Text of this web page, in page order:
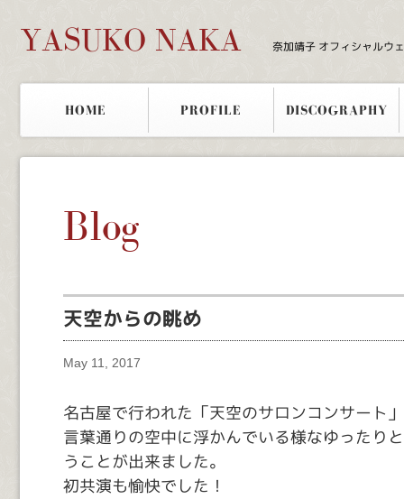
YASUKO NAKA 奈加靖子 オフィシャルウ
HOME PROFILE DISCOGRAPHY
Blog
天空からの眺め
May 11, 2017
名古屋で行われた「天空のサロンコンサート
言葉通りの空中に浮かんでいる様なゆったり
うことが出来ました。
初共演も愉快でした！